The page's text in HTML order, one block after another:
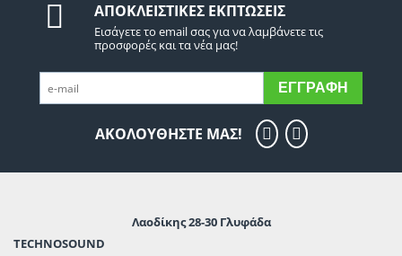
ΑΠΟΚΛΕΙΣΤΙΚΈΣ ΕΚΠΤΏΣΕΙΣ
Εισάγετε το email σας για να λαμβάνετε τις
προσφορές και τα νέα μας!
ΕΓΓΡΑΦΉ
ΑΚΟΛΟΥΘΗΣΤΕ ΜΑΣ!
Λαοδίκης 28-30 Γλυφάδα
TECHNOSOUND